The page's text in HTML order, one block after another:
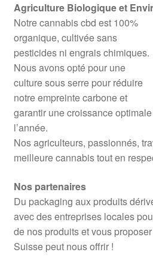
Agriculture Biologique et
Notre cannabis cbd est 100%
organique, cultivée sans
pesticides ni engrais chimiques.
Nous avons opté pour une
culture sous serre pour réduire
notre empreinte carbone et
garantir une croissance
l’année.
Nos agriculteurs, passionnés,
meilleure cannabis tout en
Nos partenaires
Du packaging aux produits
avec des entreprises locales
de nos produits et vous
Suisse peut nous offrir !